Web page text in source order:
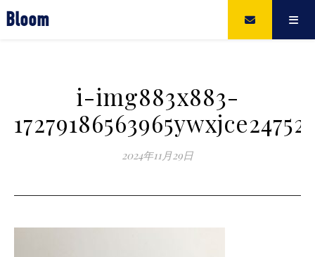
Bloom
i-img883x883-
17279186563965ywxjce24752
2024年11月29日